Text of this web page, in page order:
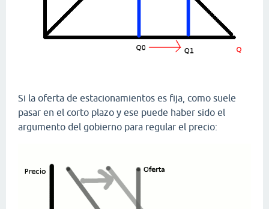
Si la oferta de estacionamientos es fija, como suele
pasar en el corto plazo y ese puede haber sido el
argumento del gobierno para regular el precio: